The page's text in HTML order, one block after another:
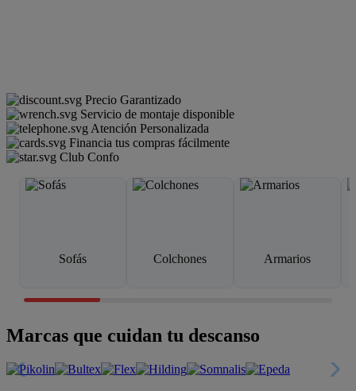
Precio Garantizado
Servicio de montaje disponible
Atención Personalizada
Financia tus compras fácilmente
Club Confo
Sofás Colchones Armarios
Marcas que cuidan tu descanso